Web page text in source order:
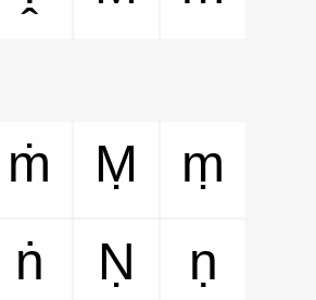
ṁ Ṃ
ṃ
ṅ Ṇ
ṇ